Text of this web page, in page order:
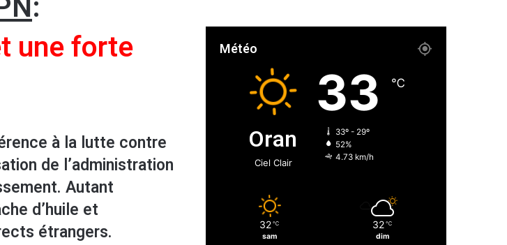
une forte
à la lutte contre
de l’administration
Autant
d’huile et
étrangers.
Météo
Oran
Ciel Clair
33 ℃
33º - 29º
52%
4.73 km/h
32 ℃
sam
32 ℃
dim